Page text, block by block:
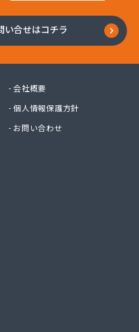
い合せはコチラ
会社概要
個人情報保護方針
お問い合わせ